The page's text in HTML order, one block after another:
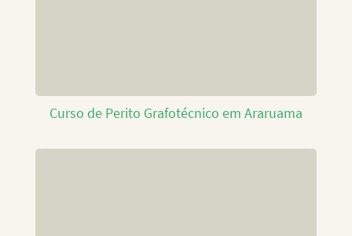
Curso de Perito Grafotécnico em Araruama